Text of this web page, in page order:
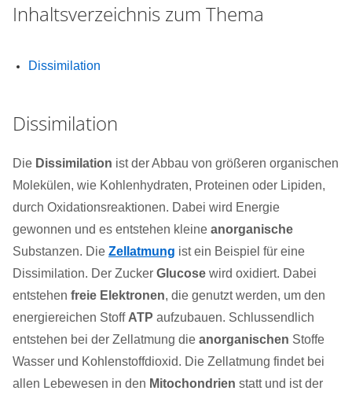
Inhaltsverzeichnis zum Thema
Dissimilation
Dissimilation
Die Dissimilation ist der Abbau von größeren organischen
Molekülen, wie Kohlenhydraten, Proteinen oder Lipiden,
durch Oxidationsreaktionen. Dabei wird Energie
gewonnen und es entstehen kleine anorganische
Substanzen. Die Zellatmung ist ein Beispiel für eine
Dissimilation. Der Zucker Glucose wird oxidiert. Dabei
entstehen freie Elektronen, die genutzt werden, um den
energiereichen Stoff ATP aufzubauen. Schlussendlich
entstehen bei der Zellatmung die anorganischen Stoffe
Wasser und Kohlenstoffdioxid. Die Zellatmung findet bei
allen Lebewesen in den Mitochondrien statt und ist der